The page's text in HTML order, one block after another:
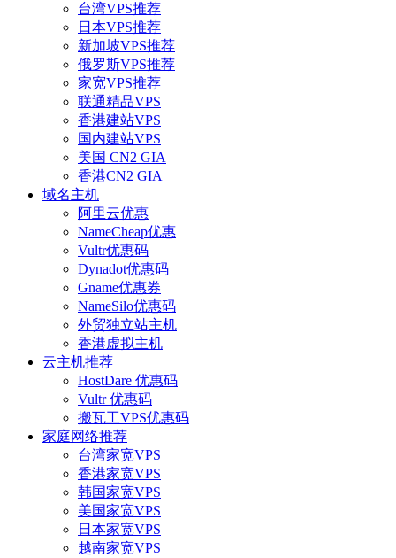
台湾VPS推荐
日本VPS推荐
新加坡VPS推荐
俄罗斯VPS推荐
家宽VPS推荐
联通精品VPS
香港建站VPS
国内建站VPS
美国 CN2 GIA
香港CN2 GIA
域名主机
阿里云优惠
NameCheap优惠
Vultr优惠码
Dynadot优惠码
Gname优惠券
NameSilo优惠码
外贸独立站主机
香港虚拟主机
云主机推荐
HostDare 优惠码
Vultr 优惠码
搬瓦工VPS优惠码
家庭网络推荐
台湾家宽VPS
香港家宽VPS
韩国家宽VPS
美国家宽VPS
日本家宽VPS
越南家宽VPS